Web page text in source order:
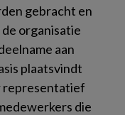
gebracht en
organisatie
aan
plaatsvindt
representatief
die